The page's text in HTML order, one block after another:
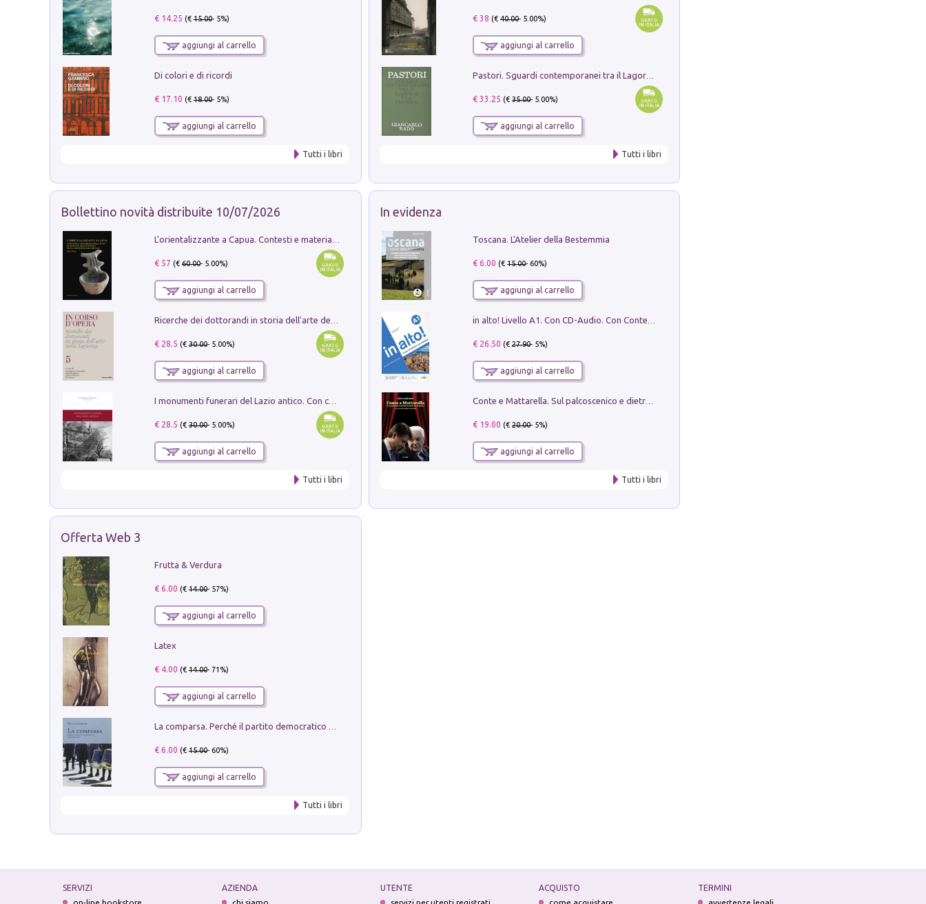
€ 14.25 (€15.00- 5%)
aggiungi al carrello
Di colori e di ricordi
€ 17.10 (€18.00- 5%)
aggiungi al carrello
Tutti i libri
€ 38 (€40.00- 5.00%)
aggiungi al carrello
€ 33.25 (€35.00- 5.00%)
aggiungi al carrello
Tutti i libri
Bollettino novità distribuite 10/07/2026
€ 57 (€60.00- 5.00%)
aggiungi al carrello
€ 28.5 (€30.00- 5.00%)
aggiungi al carrello
I monumenti funerari del Lazio antico. Con cartella con tavole
€ 28.5 (€30.00- 5.00%)
aggiungi al carrello
Tutti i libri
In evidenza
Toscana. L'Atelier della Bestemmia
€ 6.00 (€15.00- 60%)
aggiungi al carrello
€ 26.50 (€27.90- 5%)
aggiungi al carrello
€ 19.00 (€20.00- 5%)
aggiungi al carrello
Tutti i libri
Offerta Web 3
Frutta & Verdura
€ 6.00 (€14.00- 57%)
aggiungi al carrello
Latex
€ 4.00 (€14.00- 71%)
aggiungi al carrello
€ 6.00 (€15.00- 60%)
aggiungi al carrello
Tutti i libri
SERVIZI
AZIENDA
UTENTE
ACQUISTO
TERMINI